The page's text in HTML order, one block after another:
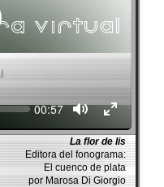
Current
00:57
La flor de lis
Editora del fonograma:
El cuenco de plata
por Marosa Di Giorgio